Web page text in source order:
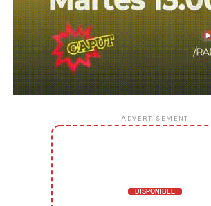
ADVERTISEMENT
DISPONIBLE